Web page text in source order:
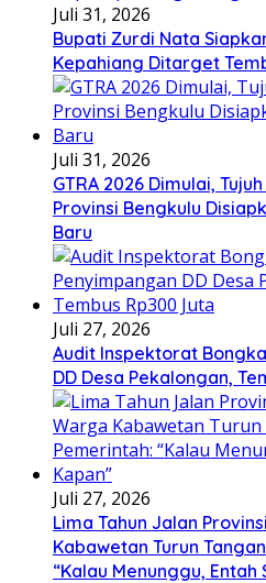
Juli 31, 2026
Bupati Zurdi Nata
Kepahiang Ditarget
Juli 31, 2026
GTRA 2026 Dimulai,
Provinsi Bengkulu
Baru
Juli 27, 2026
Audit Inspektorat
DD Desa Pekalongan,
Juli 27, 2026
Lima Tahun Jalan
Kabawetan Turun
“Kalau Menunggu, Entah